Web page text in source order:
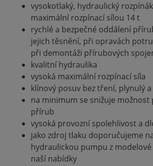
vysokotlaký, hydraulický
maximální rozpínací sílou 14 t
rychlé a bezpečné oddálení
jejich těsnění, při opravách
při demontáži přírubových
kvalitní hydraulika
vysoká maximální rozpínací síla
klínový posuv bez tření, plynulý
na minimum se snižuje možnost
přírub
vysoká provozní spolehlivost a
jako zdroj tlaku doporučujeme
hydraulickou pumpu z modelové
naší nabídky